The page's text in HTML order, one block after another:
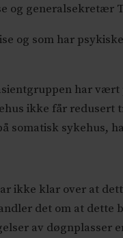
og generalsekretær
og som har
har
ikke får
somatisk sykehus,
ikke klar over at
det om at
av døgnplasser